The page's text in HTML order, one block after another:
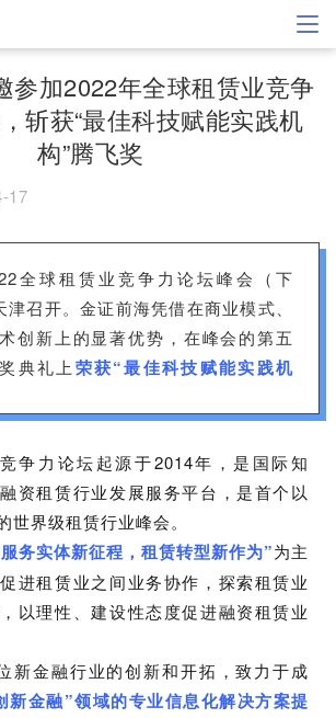
参加2022年全球租赁业竞争
斩获“最佳科技赋能实践机
构”腾飞奖
17
全球租赁业竞争力论坛峰会（下
津召开。金证前海凭借在商业模式、
创新上的显著优势，在峰会的第五
典礼上 荣获“最佳科技赋能实践机
争力论坛起源于2014年，是国际知名
争力论坛起源于2014年，是国际知
资租赁行业发展服务平台，是首个以
世界级租赁行业峰会。
务实体新征程，租赁转型新作为”为主
进租赁业之间业务协作，探索租赁业
以理性、建设性态度促进融资租赁业
新金融行业的创新和开拓，致力于成
新金融”领域的专业信息化解决方案提